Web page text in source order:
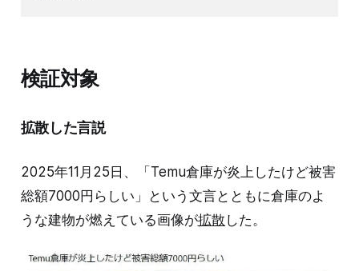
検証対象
拡散した言説
2025年11月25日、「Temu倉庫が炎上したけど被害
総額7000円らしい」という文言とともに倉庫のよ
うな建物が燃えている画像が拡散 した。